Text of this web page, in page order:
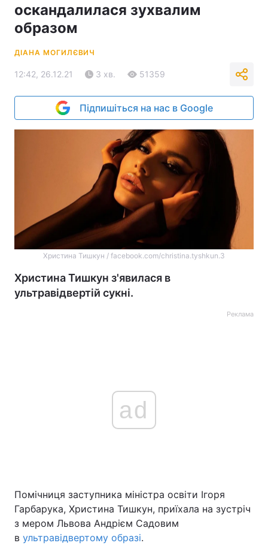
оскандалилася зухвалим
образом
ДІАНА МОГИЛЄВИЧ
12:42, 26.12.21 3 хв. 51359
Підпишіться на нас в Google
Христина Тишкун / facebook.com/christina.tyshkun.3
Христина Тишкун з'явилася в
ультравідвертій сукні.
Реклама
ad
Помічниця заступника міністра освіти Ігоря
Гарбарука, Христина Тишкун, приїхала на зустріч
з мером Львова Андрієм Садовим
в ультравідвертому образі.